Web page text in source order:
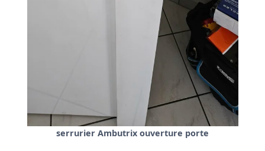
serrurier Ambutrix ouverture porte